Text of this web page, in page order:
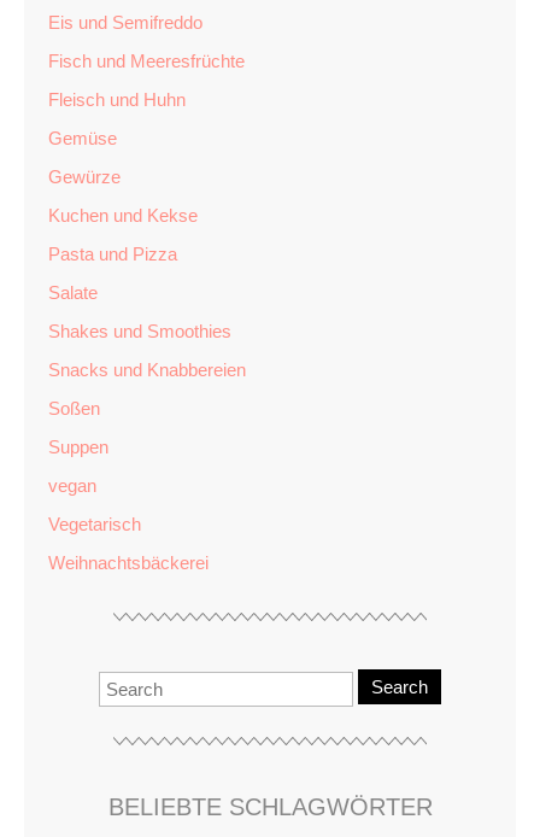
Eis und Semifreddo
Fisch und Meeresfrüchte
Fleisch und Huhn
Gemüse
Gewürze
Kuchen und Kekse
Pasta und Pizza
Salate
Shakes und Smoothies
Snacks und Knabbereien
Soßen
Suppen
vegan
Vegetarisch
Weihnachtsbäckerei
Search
BELIEBTE SCHLAGWÖRTER